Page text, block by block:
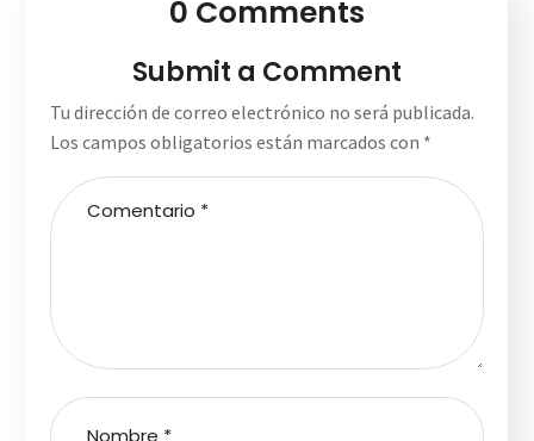
0 Comments
Submit a Comment
Tu dirección de correo electrónico no será publicada.
Los campos obligatorios están marcados con *